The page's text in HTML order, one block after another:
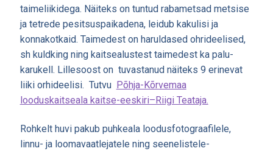
taimeliikidega. Näiteks on tuntud rabametsad metsise
ja tetrede pesitsuspaikadena, leidub kakulisi ja
konnakotkaid. Taimedest on haruldased ohrideelised,
sh kuldking ning kaitsealustest taimedest ka palu-
karukell. Lillesoost on tuvastanud näiteks 9 erinevat
liiki orhideelisi. Tutvu Põhja-Kõrvemaa
looduskaitseala kaitse-eeskiri–Riigi Teataja.
Rohkelt huvi pakub puhkeala loodusfotograafilele,
linnu- ja loomavaatlejatele ning seenelistele-